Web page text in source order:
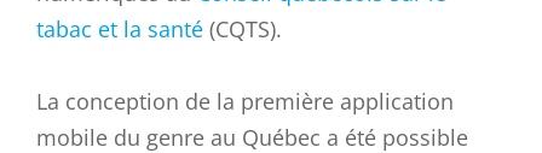
tabac et la santé (CQTS).
La conception de la première application
mobile du genre au Québec a été possible